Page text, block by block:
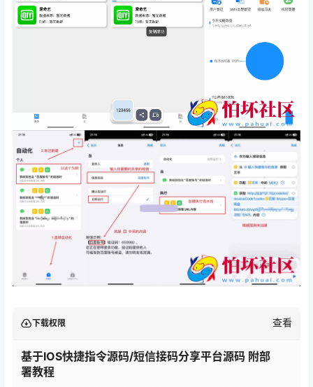
下载权限 查看
基于IOS快捷指令源码/短信接码分享平台源码 附部
署教程